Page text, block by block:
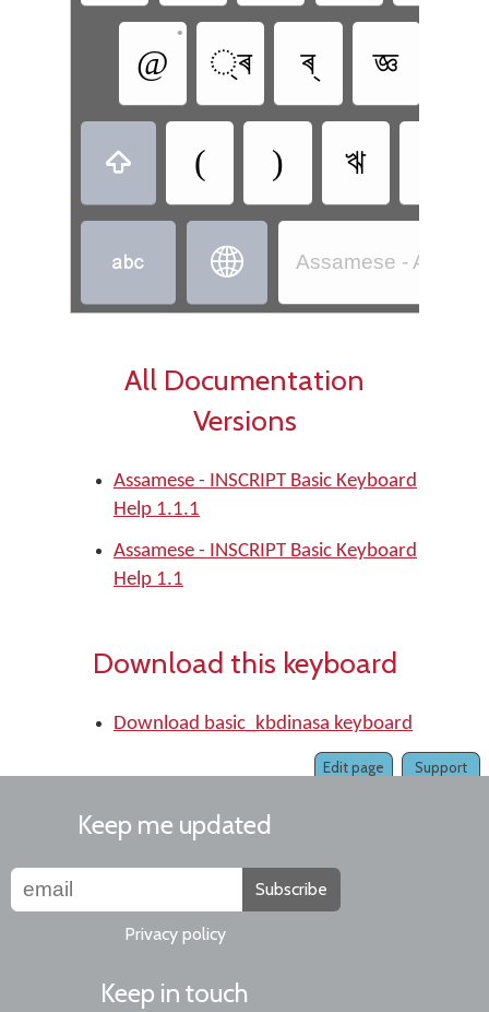
@
•
্ৰ ৰ্ জ্ঞ
 ( ) ঋ
  Assamese -
All Documentation
Versions
Assamese - INSCRIPT Basic Keyboard
Help 1.1.1
Assamese - INSCRIPT Basic Keyboard
Help 1.1
Download this keyboard
Download basic_kbdinasa keyboard
Support
Edit page
Keep me updated
Subscribe
Privacy policy
Keep in touch